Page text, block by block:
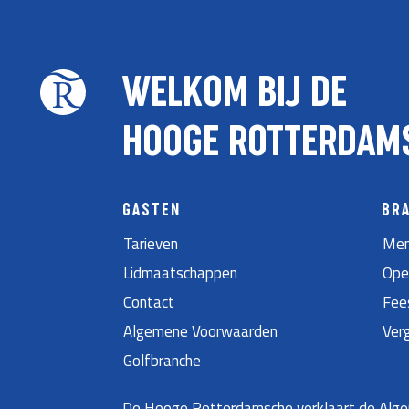
WELKOM BIJ DE
HOOGE
GASTEN
Tarieven
Lidmaatschappen
Contact
Algemene Voorwaarden
Golfbranche